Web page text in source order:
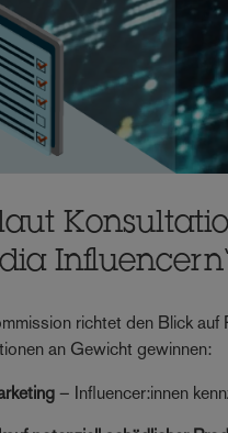
richtet den Blick
an Gewicht gewinnen:
– Influencer:innen